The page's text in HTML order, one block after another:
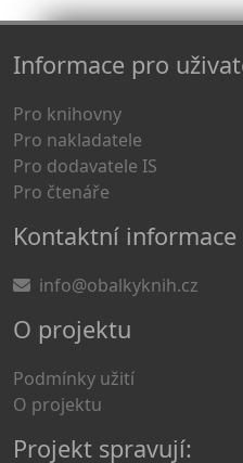
Informace pro
Pro knihovny
Pro nakladatele
Pro dodavatele IS
Pro čtenáře
Kontaktní informace
info@obalkyknih.cz
O projektu
Podmínky užití
O projektu
Projekt spravují: